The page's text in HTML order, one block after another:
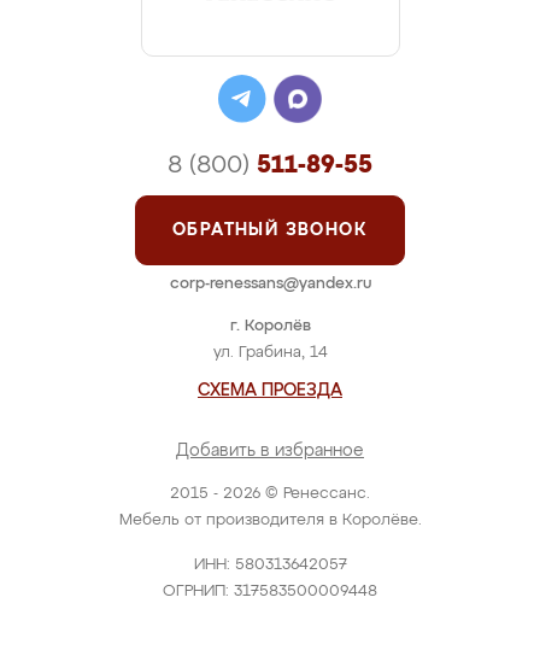
2015 - 2026 © Ренессанс.
Мебель от производителя в Королёве.
ИНН: 580313642057
ОГРНИП: 317583500009448
г. Королёв
ул. Грабина, 14
СХЕМА ПРОЕЗДА
Добавить в избранное
8 (800) 511-89-55
ОБРАТНЫЙ ЗВОНОК
corp-renessans@yandex.ru